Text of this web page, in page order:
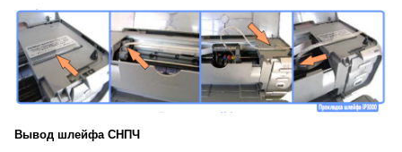
Вывод шлейфа СНПЧ